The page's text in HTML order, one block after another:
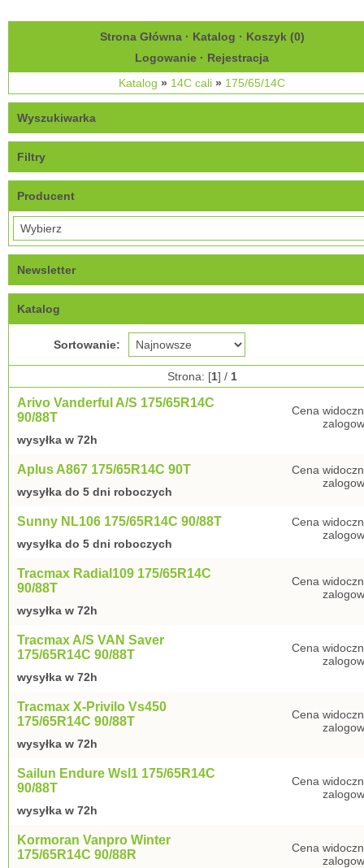
Strona Główna· Katalog · Koszyk (0)
Logowanie · Rejestracja
Katalog » 14C cali » 175/65/14C
Wyszukiwarka
Filtry
Producent
Newsletter
Katalog
Sortowanie:
Strona: [1] / 1
Arivo Vanderful A/S 175/65R14C
90/88T
wysyłka w 72h
Cena
Aplus A867 175/65R14C 90T
wysyłka do 5 dni roboczych
Cena
Sunny NL106 175/65R14C 90/88T
wysyłka do 5 dni roboczych
Cena
Tracmax Radial109 175/65R14C
90/88T
wysyłka w 72h
Cena
Tracmax A/S VAN Saver
175/65R14C 90/88T
wysyłka w 72h
Cena
Tracmax X-Privilo Vs450
175/65R14C 90/88T
wysyłka w 72h
Cena
Sailun Endure Wsl1 175/65R14C
90/88T
wysyłka w 72h
Cena
Kormoran Vanpro Winter
175/65R14C 90/88R
Cena